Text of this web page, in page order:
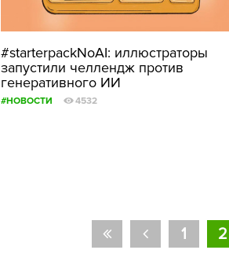
#starterpackNoAI: иллюстраторы
запустили челлендж против
генеративного ИИ
#НОВОСТИ 4532
1 2